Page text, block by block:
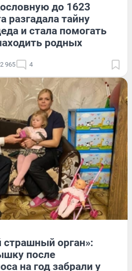
до 1623
разгадала тайну
и стала помогать
родных
2 965 4
орган»:
после
на год забрали у